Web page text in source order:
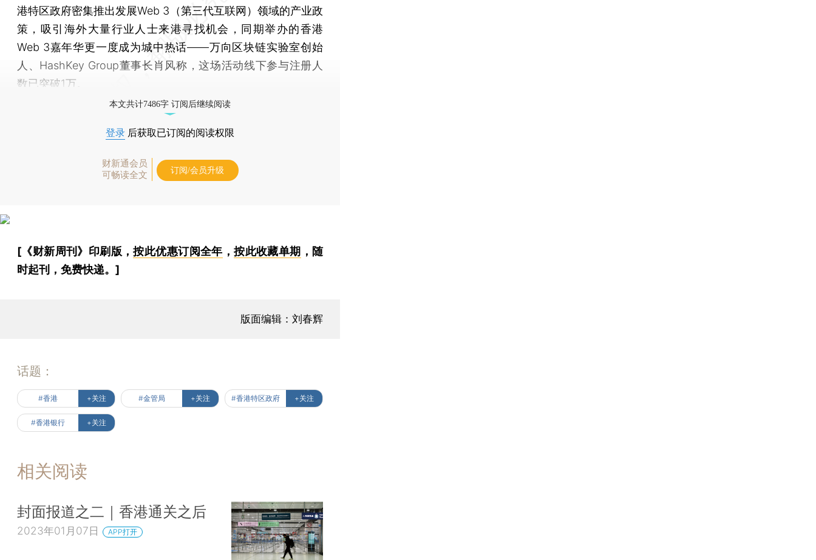
港特区政府密集推出发展Web 3（第三代互联网）领域的产业政
策，吸引海外大量行业人士来港寻找机会，同期举办的香港
Web 3嘉年华更一度成为城中热话——万向区块链实验室创始
人、HashKey Group董事长肖风称，这场活动线下参与注册人
数已突破1万。
本文共计7486字 订阅后继续阅读
登录 后获取已订阅的阅读权限
财新通会员
可畅读全文
订阅/会员升级
[《财新周刊》印刷版，按此优惠订阅全年 ，按此收藏单期 ，随
时起刊，免费快递。]
版面编辑：刘春辉
话题：
#香港 +关注 #金管局 +关注 #香港特区政府 +关注
#香港银行 +关注
相关阅读
封面报道之二｜香港通关之后
2023年01月07日 APP打开